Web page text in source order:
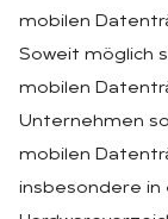
mobilen
Soweit möglich
mobilen
Unternehmen
mobilen
insbesondere in